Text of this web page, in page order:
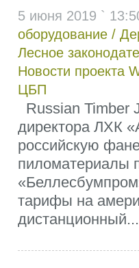
5 июня 2019 `
оборудование /
Лесное
Новости проекта
ЦБП
Russian Timber
директора ЛХК
российскую
пиломатериалы
тарифы на
дистанционный...